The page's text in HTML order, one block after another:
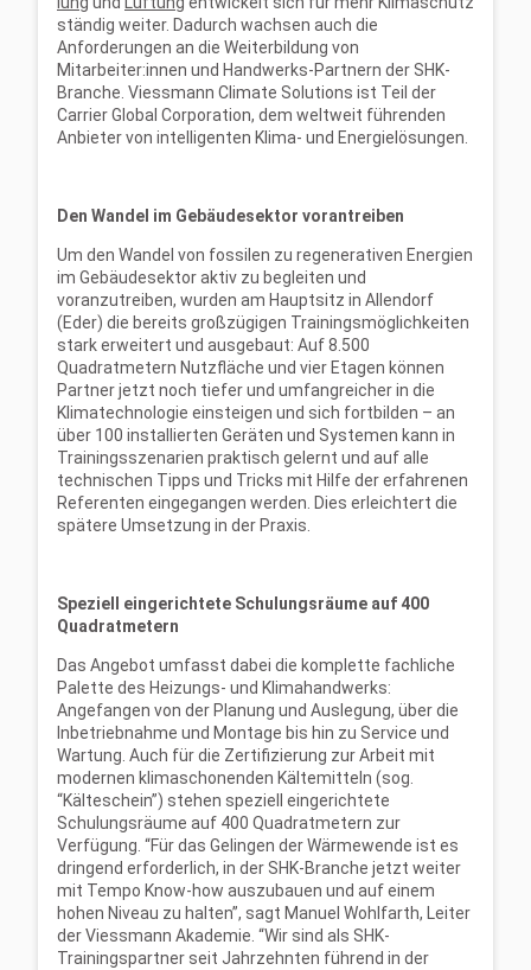
ständig weiter. Dadurch wachsen auch die
Anforderungen an die Weiterbildung von
Mitarbeiter:innen und Handwerks-Partnern der SHK-
Branche. Viessmann Climate Solutions ist Teil der
Carrier Global Corporation, dem weltweit führenden
Anbieter von intelligenten Klima- und Energielösungen.
Den Wandel im Gebäudesektor vorantreiben
Um den Wandel von fossilen zu regenerativen Energien
im Gebäudesektor aktiv zu begleiten und
voranzutreiben, wurden am Hauptsitz in Allendorf
(Eder) die bereits großzügigen Trainingsmöglichkeiten
stark erweitert und ausgebaut: Auf 8.500
Quadratmetern Nutzfläche und vier Etagen können
Partner jetzt noch tiefer und umfangreicher in die
Klimatechnologie einsteigen und sich fortbilden – an
über 100 installierten Geräten und Systemen kann in
Trainingsszenarien praktisch gelernt und auf alle
technischen Tipps und Tricks mit Hilfe der erfahrenen
Referenten eingegangen werden. Dies erleichtert die
spätere Umsetzung in der Praxis.
Speziell eingerichtete Schulungsräume auf 400
Quadratmetern
Das Angebot umfasst dabei die komplette fachliche
Palette des Heizungs- und Klimahandwerks:
Angefangen von der Planung und Auslegung, über die
Inbetriebnahme und Montage bis hin zu Service und
Wartung. Auch für die Zertifizierung zur Arbeit mit
modernen klimaschonenden Kältemitteln (sog.
“Kälteschein”) stehen speziell eingerichtete
Schulungsräume auf 400 Quadratmetern zur
Verfügung. “Für das Gelingen der Wärmewende ist es
dringend erforderlich, in der SHK-Branche jetzt weiter
mit Tempo Know-how auszubauen und auf einem
hohen Niveau zu halten”, sagt Manuel Wohlfarth, Leiter
der Viessmann Akademie. “Wir sind als SHK-
Trainingspartner seit Jahrzehnten führend in der